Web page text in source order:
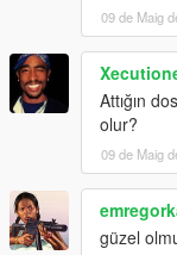
09 de Maig
Attığın
olur?
09 de Maig
güzel